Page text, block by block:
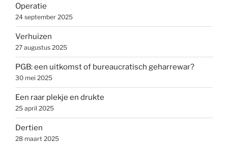
Operatie
24 september 2025
Verhuizen
27 augustus 2025
PGB: een uitkomst of bureaucratisch geharrewar?
30 mei 2025
Een raar plekje en drukte
25 april 2025
Dertien
28 maart 2025